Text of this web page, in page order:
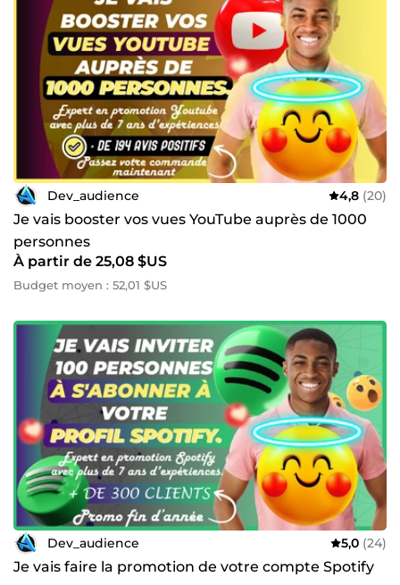
Dev_audience 4,8 (20)
Je vais booster vos vues YouTube auprès de 1000
personnes
À partir de 25,08 $US
Budget moyen : 52,01 $US
Dev_audience 5,0 (24)
Je vais faire la promotion de votre compte Spotify